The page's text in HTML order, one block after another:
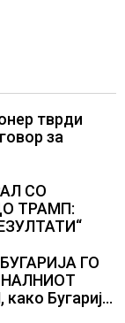
тврди
за
СО
ТРАМП:
ГО
Бугарија